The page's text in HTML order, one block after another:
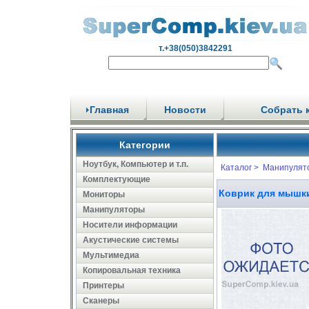
т.+38(050)3842291
Главная Новости Собрать
Категории
Ноутбук, Компьютер и т.п.
Комплектующие
Мониторы
Манипуляторы
Носители информации
Акустические системы
Мультимедиа
Копировальная техника
Принтеры
Сканеры
Каталог >
Коврик для